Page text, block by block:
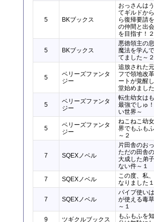
5 BKブックス
おっさんは
てギルドか
ら復帰要請
の仲間と出
を目指す！２
5 BKブックス
悪徳領主の
魔法を学ん
てました～２
5
ベリーズファンタ
ジー
追放された
フで領地改
ートが覚醒
堂始めまし
5
ベリーズファンタ
ジー
転生幼女は
最強でしゅ
い世界～
5
ベリーズファンタ
ジー
ねこねこ幼
界でもふも
～２
7 SQEXノベル
片田舎のお
ただの田舎
大成した弟
ない件～１
7
SQEXノベル
この度、私
なりました１
7 SQEXノベル
パイプ使い
が使える毒
～１
9
ツギクルブックス
もふもふを